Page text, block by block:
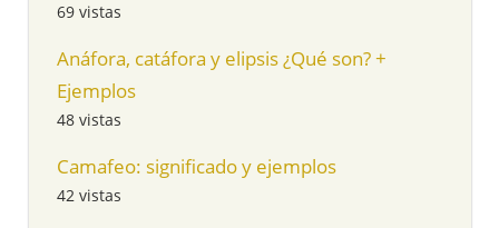
69 vistas
Anáfora, catáfora y elipsis ¿Qué son? +
Ejemplos
48 vistas
Camafeo: significado y ejemplos
42 vistas